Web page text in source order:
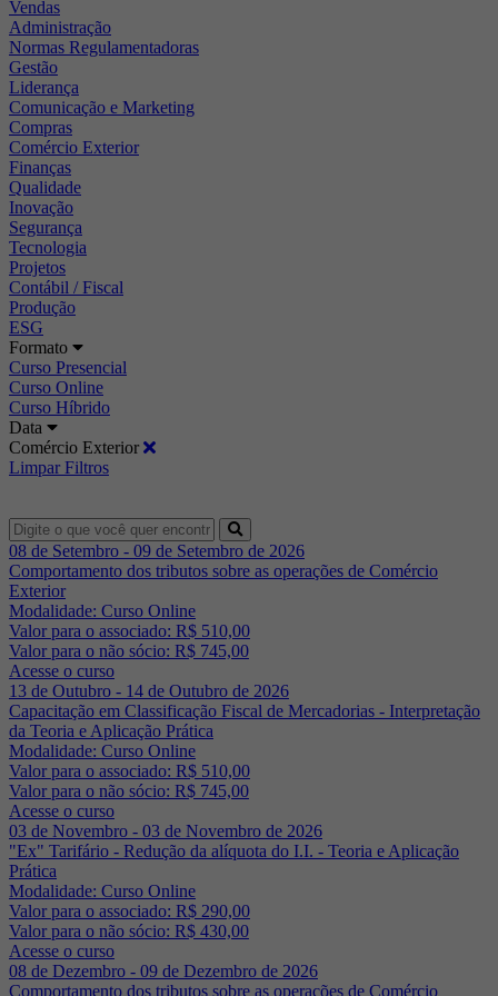
Vendas
Administração
Normas Regulamentadoras
Gestão
Liderança
Comunicação e Marketing
Compras
Comércio Exterior
Finanças
Qualidade
Inovação
Segurança
Tecnologia
Projetos
Contábil / Fiscal
Produção
ESG
Formato
Curso Presencial
Curso Online
Curso Híbrido
Data
Comércio Exterior
Limpar Filtros
08 de Setembro - 09 de Setembro de 2026
Comportamento dos tributos sobre as operações de Comércio
Exterior
Modalidade: Curso Online
Valor para o associado: R$ 510,00
Valor para o não sócio: R$ 745,00
Acesse o curso
13 de Outubro - 14 de Outubro de 2026
Capacitação em Classificação Fiscal de Mercadorias - Interpretação
da Teoria e Aplicação Prática
Modalidade: Curso Online
Valor para o associado: R$ 510,00
Valor para o não sócio: R$ 745,00
Acesse o curso
03 de Novembro - 03 de Novembro de 2026
"Ex" Tarifário - Redução da alíquota do I.I. - Teoria e Aplicação
Prática
Modalidade: Curso Online
Valor para o associado: R$ 290,00
Valor para o não sócio: R$ 430,00
Acesse o curso
08 de Dezembro - 09 de Dezembro de 2026
Comportamento dos tributos sobre as operações de Comércio